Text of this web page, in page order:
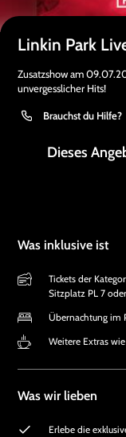
Linkin Park
Zusatzshow am
unvergesslicher Hits!
Brauchst du Hilfe?
Dieses
Was inklusive ist
Tickets der
Sitzplatz PL 7
Übernachtung im
Weitere Extras
Was wir lieben
Erlebe die